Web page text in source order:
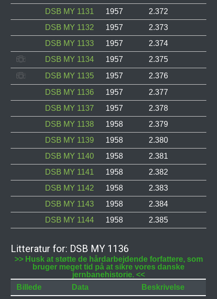
DSB MY 1131
1957 2.372
DSB MY 1132
1957 2.373
DSB MY 1133
1957 2.374
DSB MY 1134
1957 2.375
DSB MY 1135
1957 2.376
DSB MY 1136
1957 2.377
DSB MY 1137
1957 2.378
DSB MY 1138
1958 2.379
DSB MY 1139
1958 2.380
DSB MY 1140
1958 2.381
DSB MY 1141
1958 2.382
DSB MY 1142
1958 2.383
DSB MY 1143
1958 2.384
DSB MY 1144
1958 2.385
Litteratur for: DSB MY 1136
>> Husk at støtte de hårdarbejdende forfattere, som
bruger meget tid på at sikre vores danske
jernbanehistorie. <<
Billede
Data
Beskrivelse